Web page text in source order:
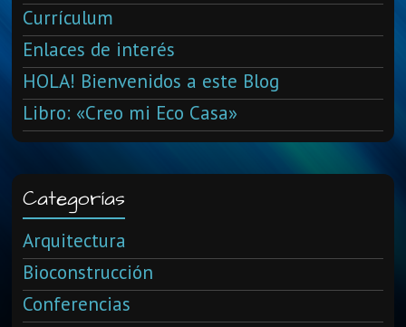
Currículum
Enlaces de interés
HOLA! Bienvenidos a este Blog
Libro: «Creo mi Eco Casa»
Categorías
Arquitectura
Bioconstrucción
Conferencias